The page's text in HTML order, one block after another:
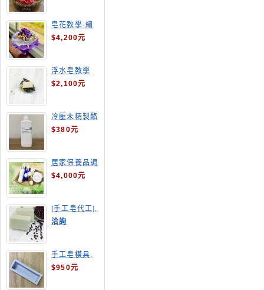
皂花教學-繡
球花皂花束
$4,200元
浮水皂教學
$2,100元
冷壓未精製酪
梨油
$380元
居家保養品調
配班
$4,000元
[手工皂代工],
酒粕皂
洽詢
手工皂模具,
長方形吐司模
$950元